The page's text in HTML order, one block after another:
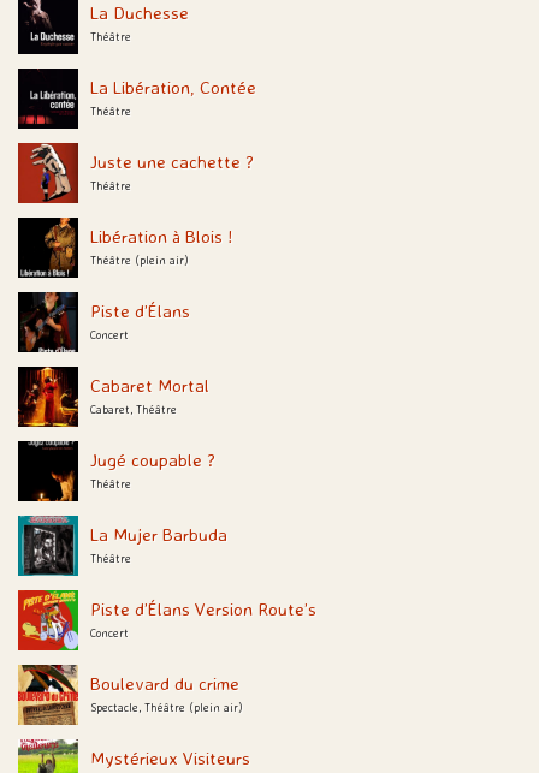
La Duchesse
Théâtre
La Libération, Contée
Théâtre
Juste une cachette ?
Théâtre
Libération à Blois !
Théâtre (plein air)
Piste d’Élans
Concert
Cabaret Mortal
Cabaret, Théâtre
Jugé coupable ?
Théâtre
La Mujer Barbuda
Théâtre
Piste d’Élans Version Route’s
Concert
Boulevard du crime
Spectacle, Théâtre (plein air)
Mystérieux Visiteurs